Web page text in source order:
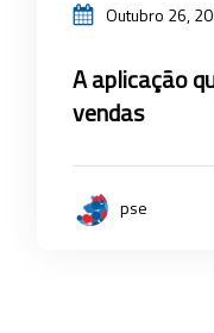
Outubro 26,
A aplicação
vendas
pse